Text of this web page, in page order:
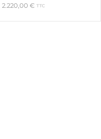
2.220,00 € TTC